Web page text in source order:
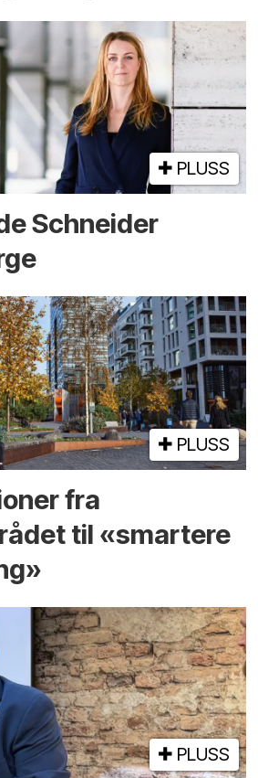
PLUSS
Schneider
PLUSS
fra
til «smartere
PLUSS